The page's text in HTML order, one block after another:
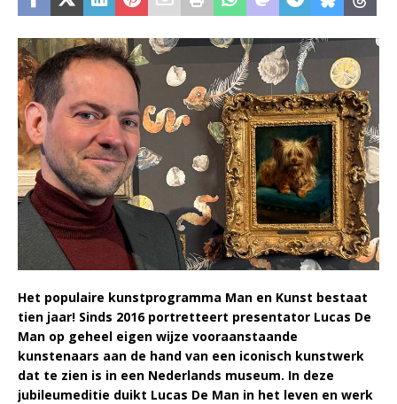
Het populaire kunstprogramma Man en Kunst bestaat
tien jaar! Sinds 2016 portretteert presentator Lucas De
Man op geheel eigen wijze vooraanstaande
kunstenaars aan de hand van een iconisch kunstwerk
dat te zien is in een Nederlands museum. In deze
jubileumeditie duikt Lucas De Man in het leven en werk